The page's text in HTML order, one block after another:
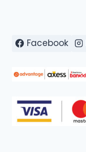
Facebook